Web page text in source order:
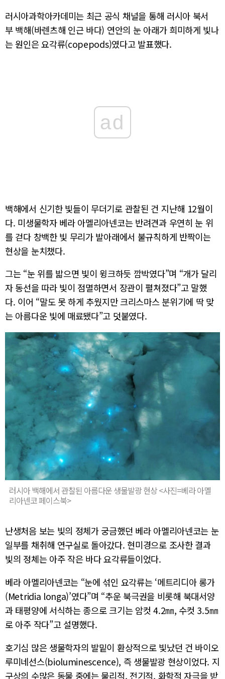
러시아과학아카데미는 최근 공식 채널을 통해 러시아 북서
부 백해(바렌츠해 인근 바다) 연안의 눈 아래가 희미하게 빛나
는 원인은 요각류(copepods)였다고 발표했다.
ad
백해에서 신기한 빛들이 무더기로 관찰된 건 지난해 12월이
다. 미생물학자 베라 아멜리아넨코는 반려견과 우연히 눈 위
를 걷다 창백한 빛 무리가 발아래에서 불규칙하게 반짝이는
현상을 눈치챘다.
그는 “눈 위를 밟으면 빛이 윙크하듯 깜박였다”며 “개가 달리
자 동선을 따라 빛이 점멸하면서 장관이 펼쳐졌다”고 말했
다. 이어 “말도 못 하게 추웠지만 크리스마스 분위기에 딱 맞
는 아름다운 빛에 매료됐다”고 덧붙였다.
러시아 백해에서 관찰된 아름다운 생물발광 현상 <사진=베라 아멜
리아넨코 페이스북>
난생처음 보는 빛의 정체가 궁금했던 베라 아멜리아넨코는 눈
일부를 채취해 연구실로 돌아갔다. 현미경으로 조사한 결과
빛의 정체는 아주 작은 바다 요각류들이었다.
베라 아멜리아넨코는 “눈에 섞인 요각류는 ‘메트리디아 롱가
(Metridia longa)’였다”며 “추운 북극권을 비롯해 북대서양
과 태평양에 서식하는 종으로 크기는 암컷 4.2㎜, 수컷 3.5㎜
로 아주 작다”고 설명했다.
호기심 많은 생물학자의 발밑이 환상적으로 빛났던 건 바이오
루미네선스(bioluminescence), 즉 생물발광 현상이었다. 지
구상의 수많은 동물 중에는 물리적, 전기적, 화학적 자극을 받